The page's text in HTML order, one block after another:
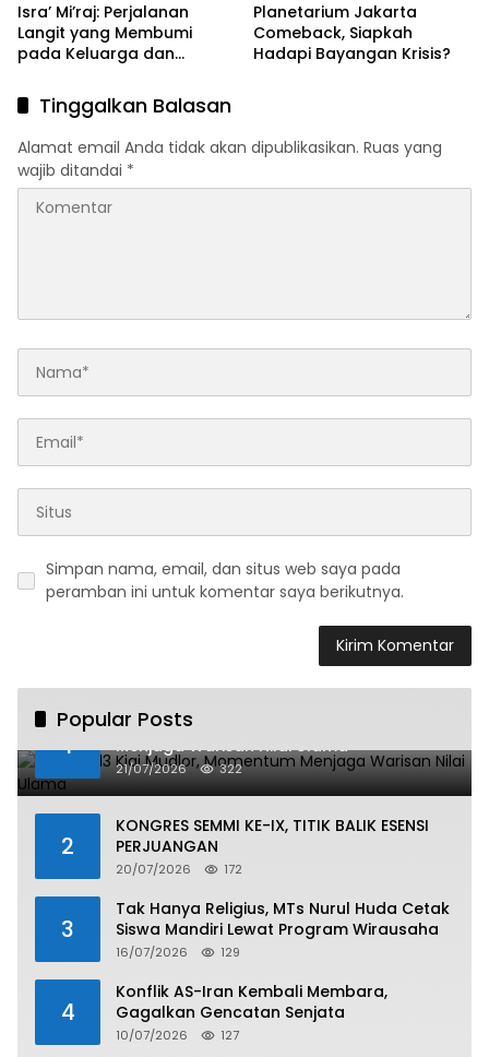
Isra’ Mi’raj: Perjalanan
Langit yang Membumi
pada Keluarga dan
Planetarium Jakarta
Comeback, Siapkah
Hadapi Bayangan Krisis?
Tinggalkan Balasan
Alamat email Anda tidak akan dipublikasikan. Ruas yang
wajib ditandai *
Simpan nama, email, dan situs web saya pada
peramban ini untuk komentar saya berikutnya.
Popular Posts
1
Haul ke-13 Kiai Mudlor, Momentum
Menjaga Warisan Nilai Ulama
21/07/2026 322
2
KONGRES SEMMI KE-IX, TITIK BALIK ESENSI
PERJUANGAN
20/07/2026 172
3
Tak Hanya Religius, MTs Nurul Huda Cetak
Siswa Mandiri Lewat Program Wirausaha
16/07/2026 129
4
Konflik AS-Iran Kembali Membara,
Gagalkan Gencatan Senjata
10/07/2026 127